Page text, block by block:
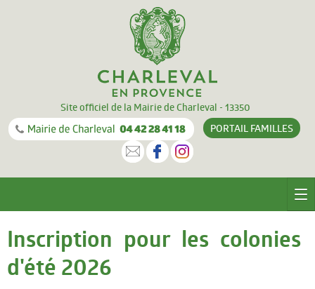
Site officiel de la Mairie de Charleval - 13350
PORTAIL FAMILLES
Le village
Inscription pour les colonies
d'été 2026